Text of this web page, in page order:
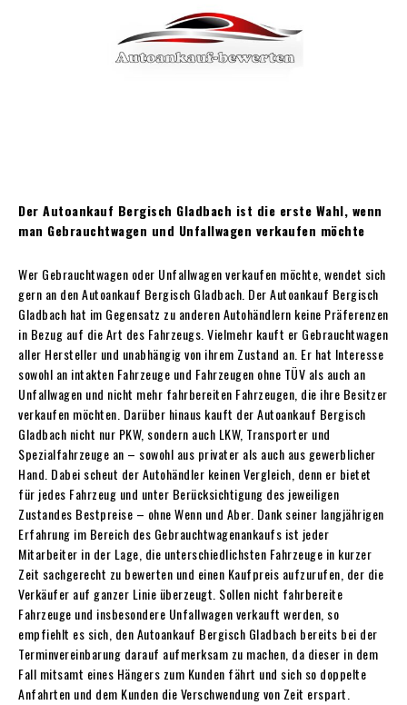
Der Autoankauf Bergisch Gladbach ist die erste Wahl, wenn
man Gebrauchtwagen und Unfallwagen verkaufen möchte
Wer Gebrauchtwagen oder Unfallwagen verkaufen möchte, wendet sich
gern an den Autoankauf Bergisch Gladbach. Der Autoankauf Bergisch
Gladbach hat im Gegensatz zu anderen Autohändlern keine Präferenzen
in Bezug auf die Art des Fahrzeugs. Vielmehr kauft er Gebrauchtwagen
aller Hersteller und unabhängig von ihrem Zustand an. Er hat Interesse
sowohl an intakten Fahrzeuge und Fahrzeugen ohne TÜV als auch an
Unfallwagen und nicht mehr fahrbereiten Fahrzeugen, die ihre Besitzer
verkaufen möchten. Darüber hinaus kauft der Autoankauf Bergisch
Gladbach nicht nur PKW, sondern auch LKW, Transporter und
Spezialfahrzeuge an – sowohl aus privater als auch aus gewerblicher
Hand. Dabei scheut der Autohändler keinen Vergleich, denn er bietet
für jedes Fahrzeug und unter Berücksichtigung des jeweiligen
Zustandes Bestpreise – ohne Wenn und Aber. Dank seiner langjährigen
Erfahrung im Bereich des Gebrauchtwagenankaufs ist jeder
Mitarbeiter in der Lage, die unterschiedlichsten Fahrzeuge in kurzer
Zeit sachgerecht zu bewerten und einen Kaufpreis aufzurufen, der die
Verkäufer auf ganzer Linie überzeugt. Sollen nicht fahrbereite
Fahrzeuge und insbesondere Unfallwagen verkauft werden, so
empfiehlt es sich, den Autoankauf Bergisch Gladbach bereits bei der
Terminvereinbarung darauf aufmerksam zu machen, da dieser in dem
Fall mitsamt eines Hängers zum Kunden fährt und sich so doppelte
Anfahrten und dem Kunden die Verschwendung von Zeit erspart.